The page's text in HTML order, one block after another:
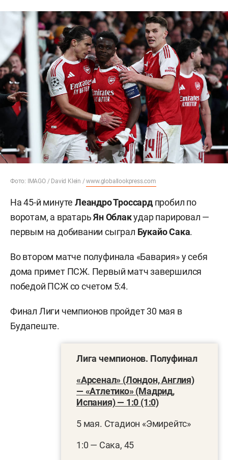
Фото: IMAGO / David Klein /www.globallookpress.com
На 45-й минуте Леандро Троссардпробил по
воротам, а вратарьЯн Облакудар парировал —
первым на добивании сыграл Букайо Сака.
Во втором матче полуфинала «Бавария» у себя
дома примет ПСЖ. Первый матч завершился
победой ПСЖ со счетом 5:4.
Финал Лиги чемпионов пройдет 30 мая в
Будапеште.
Лига чемпионов. Полуфинал
«Арсенал» (Лондон, Англия)
— «Атлетико» (Мадрид,
Испания) — 1:0 (1:0)
5 мая. Стадион «Эмирейтс»
1:0 — Сака, 45